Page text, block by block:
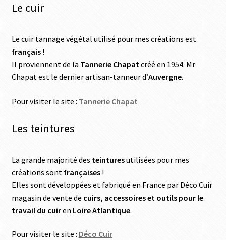
Le cuir
Le cuir tannage végétal utilisé pour mes créations est
français!
Il proviennent de la Tannerie Chapatcréé en 1954. Mr
Chapat est le dernier artisan-tanneur d’Auvergne.
Pour visiter le site : Tannerie Chapat
Les teintures
La grande majorité des teinturesutilisées pour mes
créations sont françaises!
Elles sont développées et fabriqué en France par Déco Cuir
magasin de vente de cuirs, accessoires et outils pour le
travail du cuiren Loire Atlantique.
Pour visiter le site : Déco Cuir